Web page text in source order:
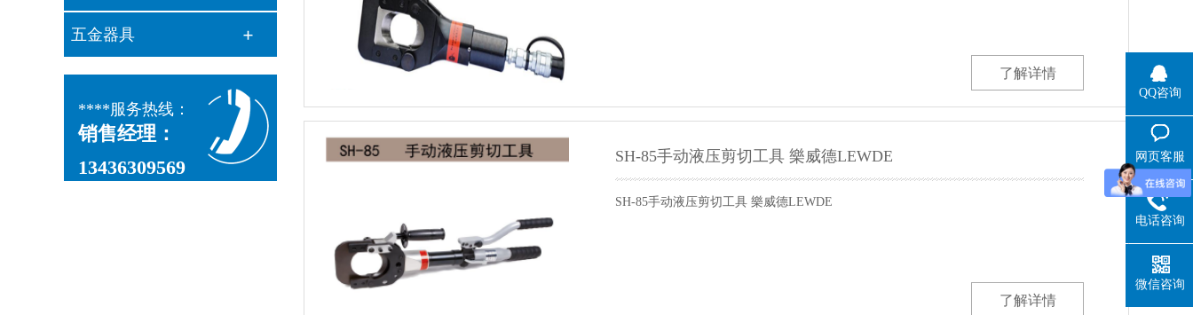
五金器具
****服务热线：
销售经理：
13436309569
了解详情
SH-85手动液压剪切工具 樂威德LEWDE
SH-85手动液压剪切工具 樂威德LEWDE
了解详情
QQ咨询
网页客服
电话咨询
微信咨询